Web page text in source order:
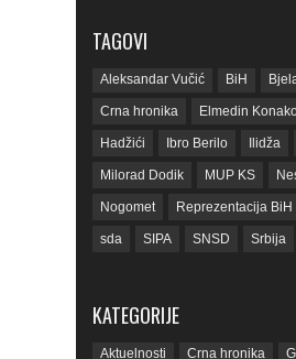
TAGOVI
Aleksandar Vučić BiH
Crna hronika Elmedin
Hadžići Ibro Berilo Ilidža
Milorad Dodik MUP KS
Nogomet Reprezentacija BiH
sda SIPA SNSD Srbija
KATEGORIJE
Aktuelnosti Crna hronika